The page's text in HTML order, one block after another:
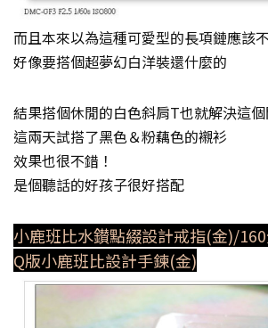
而且本來以為這種可愛型的長項鏈應該
好像要搭個超夢幻白洋裝還什麼的
結果搭個休閒的白色斜肩T也就解決這
這兩天試搭了黑色＆粉藕色的襯衫
效果也很不錯！
是個聽話的好孩子很好搭配
小鹿班比水鑚點綴設計戒指(金)/
Q版小鹿班比設計手鍊(金)